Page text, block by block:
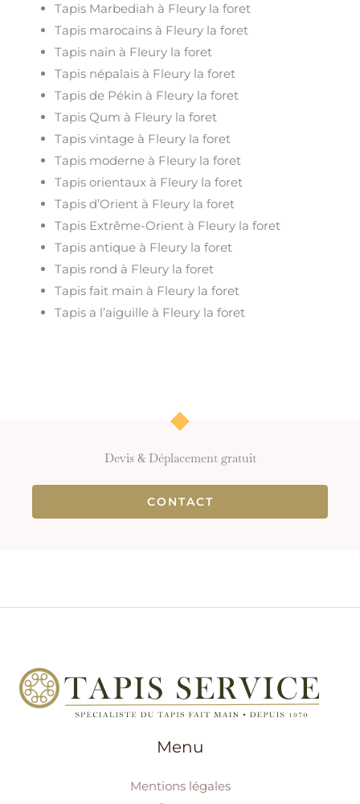
Tapis Marbediah à Fleury la foret
Tapis marocains à Fleury la foret
Tapis nain à Fleury la foret
Tapis népalais à Fleury la foret
Tapis de Pékin à Fleury la foret
Tapis Qum à Fleury la foret
Tapis vintage à Fleury la foret
Tapis moderne à Fleury la foret
Tapis orientaux à Fleury la foret
Tapis d’Orient à Fleury la foret
Tapis Extrême-Orient à Fleury la foret
Tapis antique à Fleury la foret
Tapis rond à Fleury la foret
Tapis fait main à Fleury la foret
Tapis a l’aiguille à Fleury la foret
Devis & Déplacement gratuit
CONTACT
Menu
Mentions légales